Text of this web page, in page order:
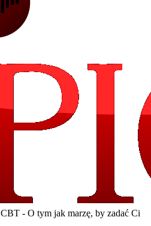
CBT - O tym jak marzę, by zadać Ci